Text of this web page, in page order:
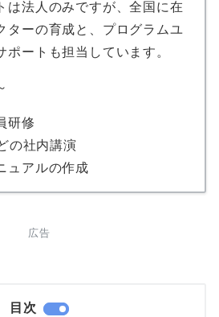
は法人のみですが、全国に在
ターの育成と、プログラムユ
ートも担当しています。
研修
の社内講演
ュアルの作成
広告
目次